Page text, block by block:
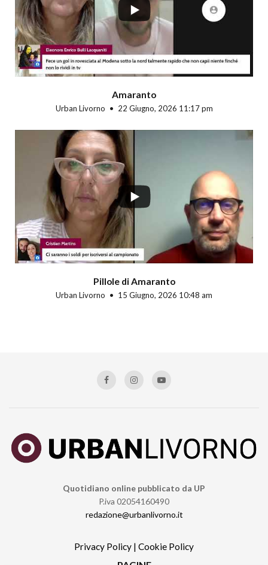
Amaranto
Urban Livorno 22 Giugno, 2026 11:17 pm
Pillole di Amaranto
Urban Livorno 15 Giugno, 2026 10:48 am
Quotidiano online pubblicato da UP
P.iva 02054160490
redazione@urbanlivorno.it
Privacy Policy | Cookie Policy